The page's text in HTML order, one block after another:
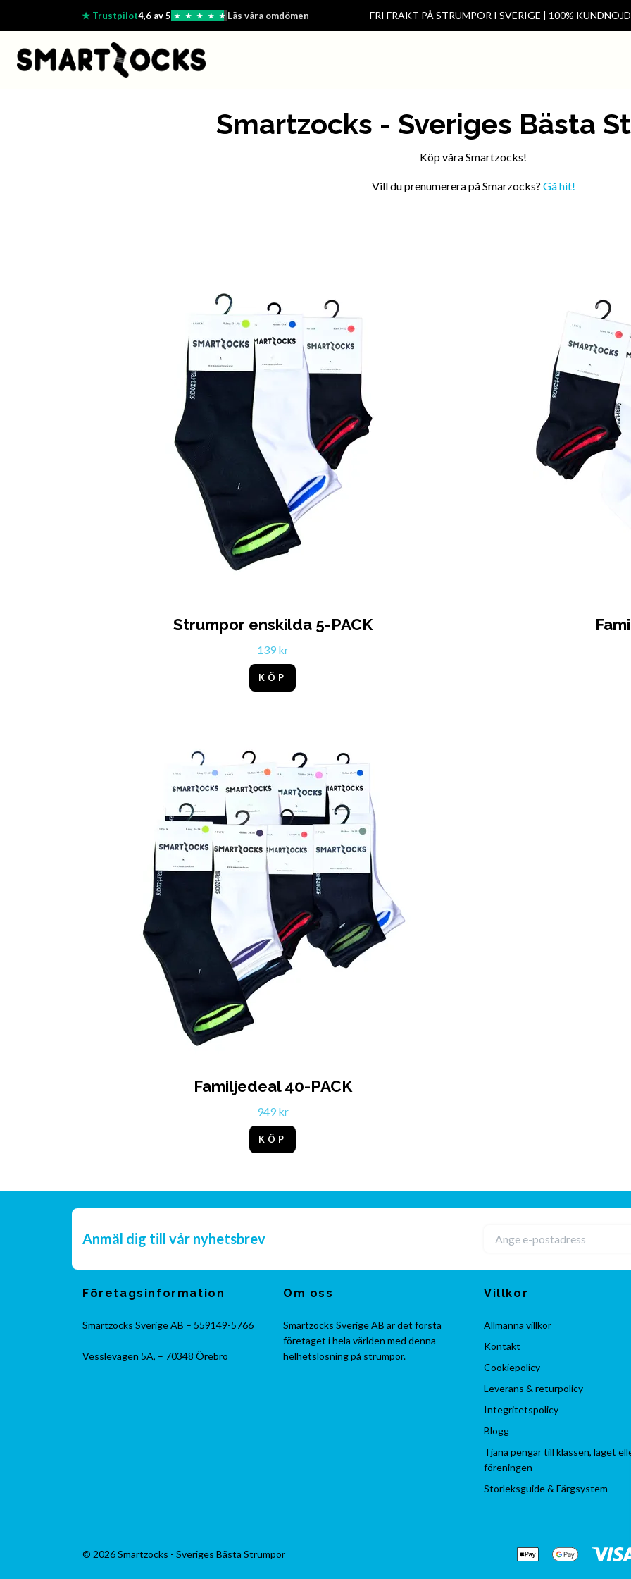
★ Trustpilot4,6 av 5 ★ ★ ★ ★ ★ Läs våra omdömen FRI FRAKT PÅ STRUMPOR I SVERIGE | 100%
Smartzocks - Sveriges Bästa
Köp våra Smartzocks!
Vill du prenumerera på Smarzocks? Gå hit!
Strumpor enskilda 5-PACK
139 kr
KÖP
Familjedeal 40-PACK
949 kr
KÖP
Anmäl dig till vår nyhetsbrev
Företagsinformation
Smartzocks Sverige AB – 559149-5766
Vesslevägen 5A, – 70348 Örebro
Om oss
Smartzocks Sverige AB är det första
företaget i hela världen med denna
helhetslösning på strumpor.
Villkor
Allmänna villkor
Kontakt
Cookiepolicy
Leverans & returpolicy
Integritetspolicy
Blogg
Tjäna pengar till klassen, laget
föreningen
Storleksguide & Färgsystem
© 2026 Smartzocks - Sveriges Bästa Strumpor